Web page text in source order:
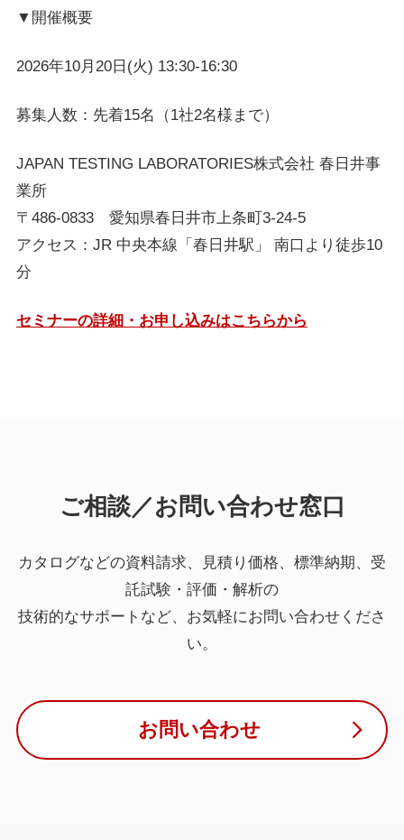
▼開催概要
2026年10月20日(火) 13:30-16:30
募集人数：先着15名（1社2名様まで）
JAPAN TESTING LABORATORIES株式会社 春日井事
業所
〒486-0833 愛知県春日井市上条町3-24-5
アクセス：JR 中央本線「春日井駅」 南口より徒歩10
分
セミナーの詳細・お申し込みはこちらから
ご相談／お問い合わせ窓口
カタログなどの資料請求、見積り価格、標準納期、受
託試験・評価・解析の
技術的なサポートなど、お気軽にお問い合わせくださ
い。
お問い合わせ